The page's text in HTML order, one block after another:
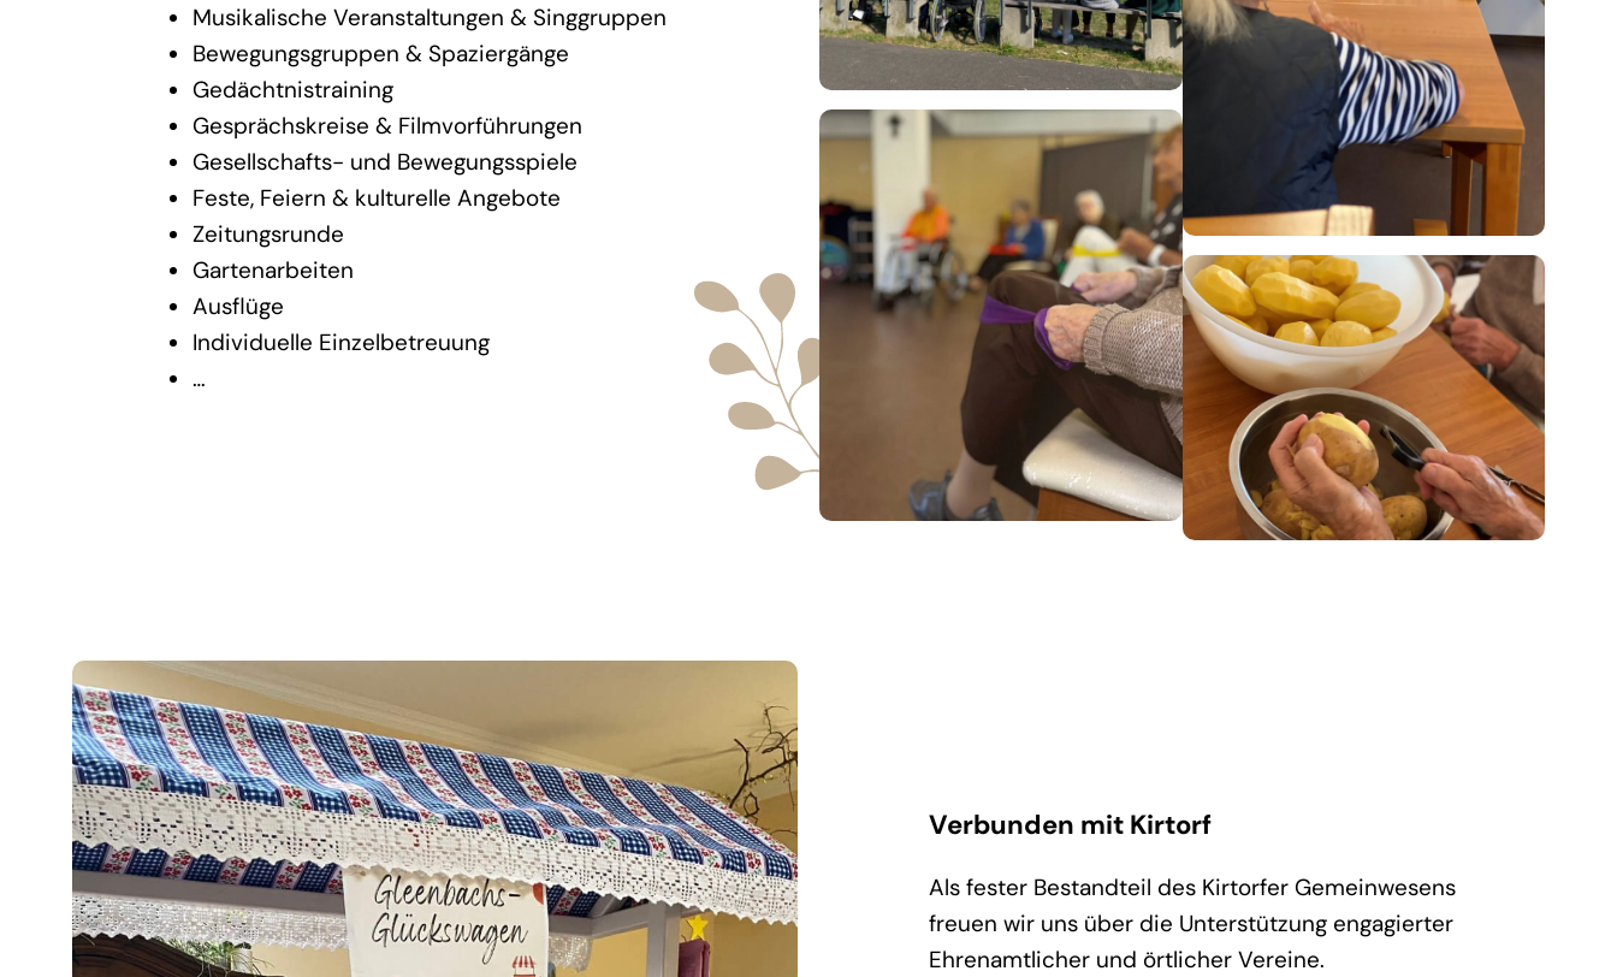
Musikalische Veranstaltungen & Singgruppen
Bewegungsgruppen & Spaziergänge
Gedächtnistraining
Gesprächskreise & Filmvorführungen
Gesellschafts- und Bewegungsspiele
Feste, Feiern & kulturelle Angebote
Zeitungsrunde
Gartenarbeiten
Ausflüge
Individuelle Einzelbetreuung
…
Verbunden mit Kirtorf
Als fester Bestandteil des Kirtorfer Gemeinwesens
freuen wir uns über die Unterstützung engagierter
Ehrenamtlicher und örtlicher Vereine.